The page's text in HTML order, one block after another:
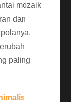
mozaik
dan
paling